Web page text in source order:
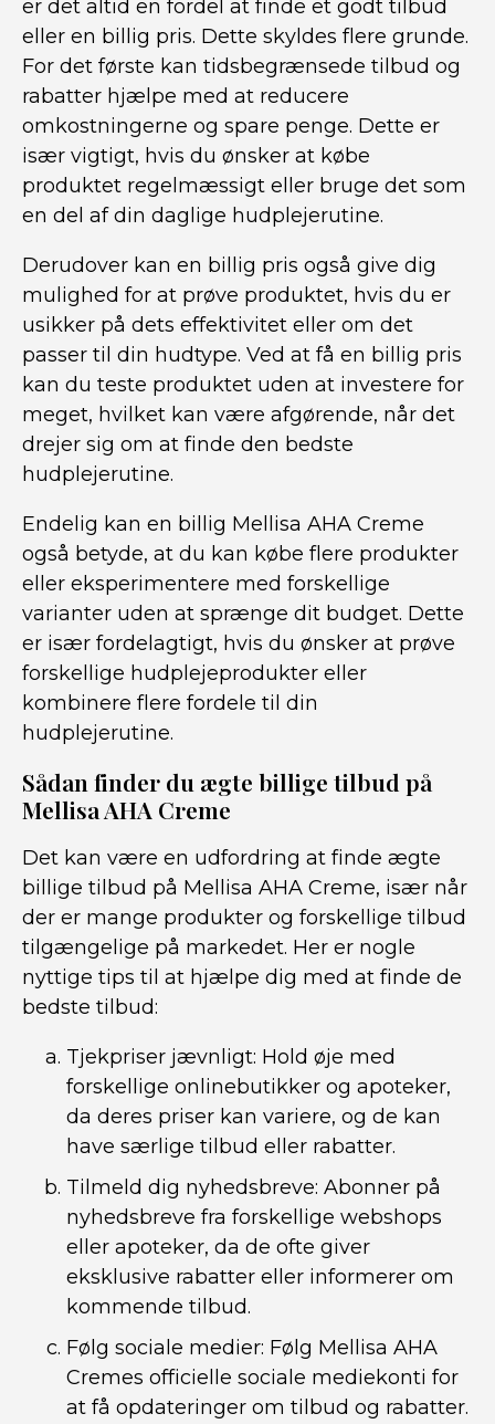
er det altid en fordel at finde et godt tilbud
eller en billig pris. Dette skyldes flere grunde.
For det første kan tidsbegrænsede tilbud og
rabatter hjælpe med at reducere
omkostningerne og spare penge. Dette er
især vigtigt, hvis du ønsker at købe
produktet regelmæssigt eller bruge det som
en del af din daglige hudplejerutine.
Derudover kan en billig pris også give dig
mulighed for at prøve produktet, hvis du er
usikker på dets effektivitet eller om det
passer til din hudtype. Ved at få en billig pris
kan du teste produktet uden at investere for
meget, hvilket kan være afgørende, når det
drejer sig om at finde den bedste
hudplejerutine.
Endelig kan en billig Mellisa AHA Creme
også betyde, at du kan købe flere produkter
eller eksperimentere med forskellige
varianter uden at sprænge dit budget. Dette
er især fordelagtigt, hvis du ønsker at prøve
forskellige hudplejeprodukter eller
kombinere flere fordele til din
hudplejerutine.
Sådan finder du ægte billige tilbud på
Mellisa AHA Creme
Det kan være en udfordring at finde ægte
billige tilbud på Mellisa AHA Creme, især når
der er mange produkter og forskellige tilbud
tilgængelige på markedet. Her er nogle
nyttige tips til at hjælpe dig med at finde de
bedste tilbud:
Tjekpriser jævnligt: Hold øje med
forskellige onlinebutikker og apoteker,
da deres priser kan variere, og de kan
have særlige tilbud eller rabatter.
Tilmeld dig nyhedsbreve: Abonner på
nyhedsbreve fra forskellige webshops
eller apoteker, da de ofte giver
eksklusive rabatter eller informerer om
kommende tilbud.
Følg sociale medier: Følg Mellisa AHA
Cremes officielle sociale mediekonti for
at få opdateringer om tilbud og rabatter.